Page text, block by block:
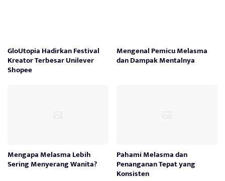
GloUtopia Hadirkan Festival
Kreator Terbesar Unilever
Shopee
Mengenal Pemicu Melasma
dan Dampak Mentalnya
Mengapa Melasma Lebih
Sering Menyerang Wanita?
Pahami Melasma dan
Penanganan Tepat yang
Konsisten